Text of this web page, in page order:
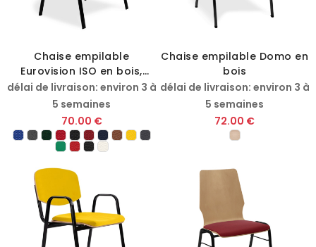
Chaise empilable
Eurovision ISO en bois,
assise et dossier
rembourrés
délai de livraison: environ 3 à
5 semaines
70.00 €
Chaise empilable Domo en
bois
délai de livraison: environ 3 à
5 semaines
72.00 €